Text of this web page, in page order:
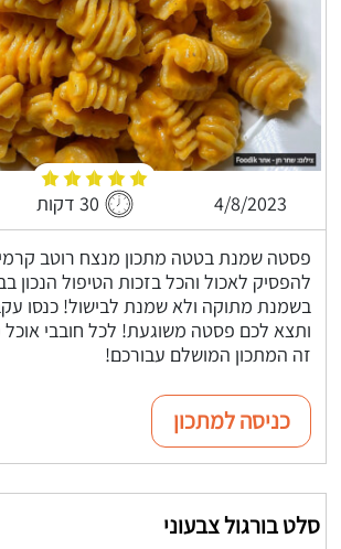
4/8/2023 30 דקות
פסטה שמנת בטטה מתכון מנצח רוטב
להפסיק לאכול והכל בזכות הטיפול הנכון
בשמנת מתוקה ולא שמנת לבישול! כנסו
ותצא לכם פסטה משוגעת! לכל חובבי
זה המתכון המושלם עבורכם!
כניסה למתכון
סלט בורגול צבעוני